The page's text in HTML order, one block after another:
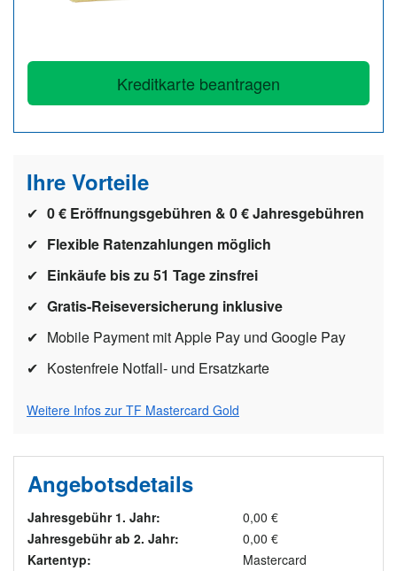
Kreditkarte beantragen
Ihre Vorteile
0 € Eröffnungsgebühren & 0 € Jahresgebühren
Flexible Ratenzahlungen möglich
Einkäufe bis zu 51 Tage zinsfrei
Gratis-Reiseversicherung inklusive
Mobile Payment mit Apple Pay und Google Pay
Kostenfreie Notfall- und Ersatzkarte
Weitere Infos zur TF Mastercard Gold
Angebotsdetails
Jahresgebühr 1. Jahr:
0,00 €
Jahresgebühr ab 2. Jahr:
0,00 €
Kartentyp:
Mastercard